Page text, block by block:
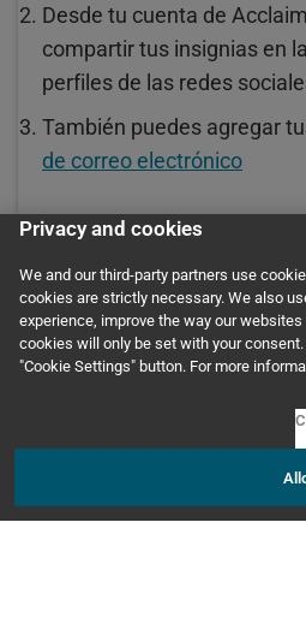
Desde tu cuenta de
compartir tus insignias en
perfiles de las redes
También puedes agregar
de correo electrónico
APRENDE
GED Testing Service LLC. |
Privacy and cookies
We and our third-party partners use
cookies are strictly necessary. We also
experience, improve the way our
cookies will only be set with your
"Cookie Settings" button. For more